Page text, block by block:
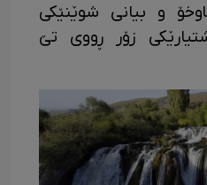
و بیانی شوێنێکی
زۆر ڕووی تێ